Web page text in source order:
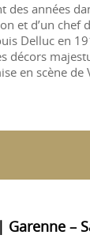
des années
et d’un
Delluc en
en scène
–